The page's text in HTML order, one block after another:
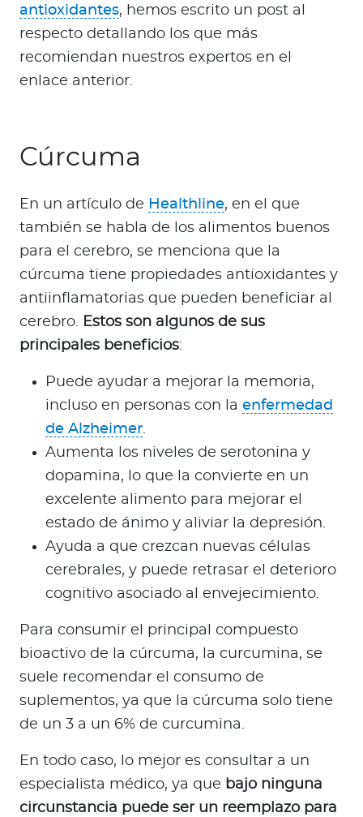
antioxidantes, hemos escrito un post al
respecto detallando los que más
recomiendan nuestros expertos en el
enlace anterior.
Cúrcuma
En un artículo de Healthline, en el que
también se habla de los alimentos buenos
para el cerebro, se menciona que la
cúrcuma tiene propiedades antioxidantes y
antiinflamatorias que pueden beneficiar al
cerebro. Estos son algunos de sus
principales beneficios:
Puede ayudar a mejorar la memoria,
incluso en personas con la enfermedad
de Alzheimer.
Aumenta los niveles de serotonina y
dopamina, lo que la convierte en un
excelente alimento para mejorar el
estado de ánimo y aliviar la depresión.
Ayuda a que crezcan nuevas células
cerebrales, y puede retrasar el deterioro
cognitivo asociado al envejecimiento.
Para consumir el principal compuesto
bioactivo de la cúrcuma, la curcumina, se
suele recomendar el consumo de
suplementos, ya que la cúrcuma solo tiene
de un 3 a un 6% de curcumina.
En todo caso, lo mejor es consultar a un
especialista médico, ya que bajo ninguna
circunstancia puede ser un reemplazo para